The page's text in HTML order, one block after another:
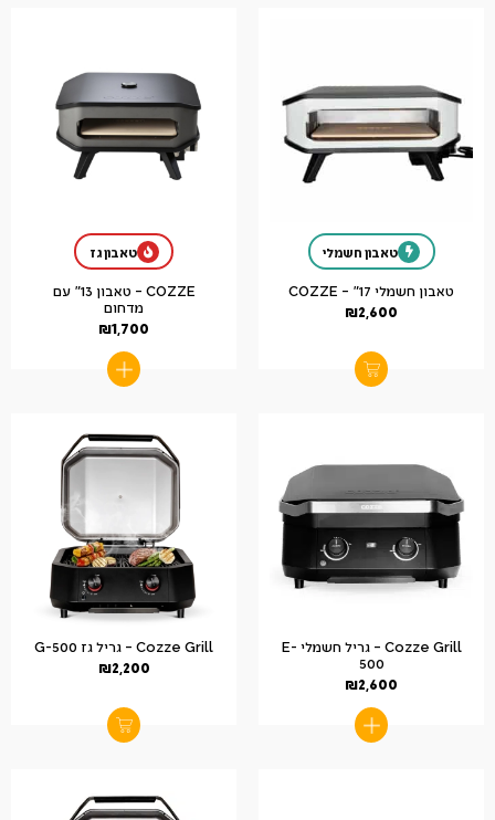
טאבון חשמלי
טאבון חשמלי 17" – COZZE
₪2,600
טאבון גז
COZZE – טאבון 13" עם
מדחום
₪1,700
Cozze Grill – גריל חשמלי E-
500
₪2,600
Cozze Grill – גריל גז G-500
₪2,200